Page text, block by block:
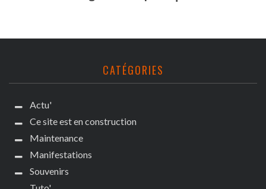
CATÉGORIES
Actu'
Ce site est en construction
Maintenance
Manifestations
Souvenirs